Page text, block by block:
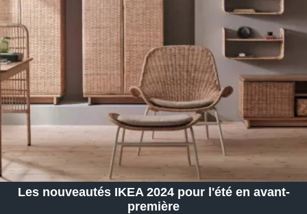
Les nouveautés IKEA 2024 pour l'été en avant-
première